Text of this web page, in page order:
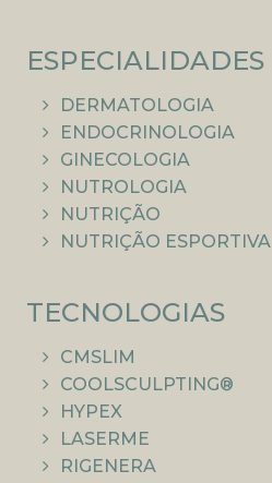
ESPECIALIDADES
DERMATOLOGIA
ENDOCRINOLOGIA
GINECOLOGIA
NUTROLOGIA
NUTRIÇÃO
NUTRIÇÃO ESPORTIVA
TECNOLOGIAS
CMSLIM
COOLSCULPTING®
HYPEX
LASERME
RIGENERA